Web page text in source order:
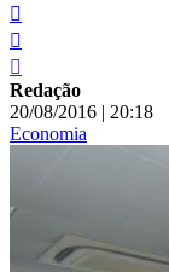
Redação
20/08/2016 | 20:18
Economia